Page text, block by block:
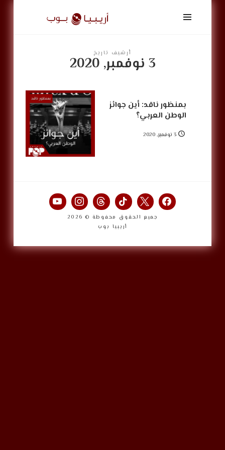
أريبيا
بوب
ArabiaPopأرشيف تاريخ
3 نوفمبر, 2020
بمنظور ناقد: أين جوائز
الوطن العربي؟
3 نوفمبر, 2020
جميع الحقوق محفوظة © 2026
أريبيا بوب